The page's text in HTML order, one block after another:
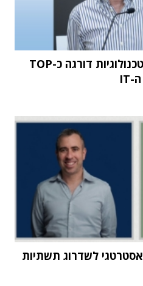
מחקר STKI השנתי: וואן טכנולוגיות דורגה כ-TOP
וואן הובילה פרויקט SAP אסטרטגי לשדרוג תשתיות